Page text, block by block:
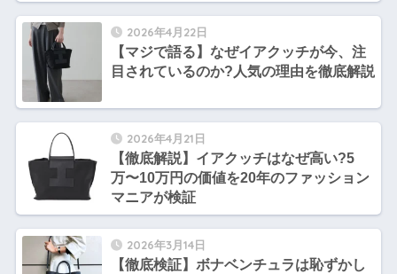
2026年4月22日
【マジで語る】なぜイアクッチが今、注
目されているのか?人気の理由を徹底解説
2026年4月21日
【徹底解説】イアクッチはなぜ高い?5
万〜10万円の価値を20年のファッション
マニアが検証
2026年3月14日
【徹底検証】ボナベンチュラは恥ずかし